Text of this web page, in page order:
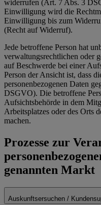
widerrufen (Art. 7 Abs. 3
Einwilligung wird die
Einwilligung bis zum
(Recht auf Widerruf).
Jede betroffene Person hat
verwaltungsrechtlichen oder
auf Beschwerde bei einer
Person der Ansicht ist, dass
personenbezogenen Daten
DSGVO). Die betroffene
Aufsichtsbehörde in dem
Arbeitsplatzes oder des Orts
machen.
Prozesse zur
genannten Markt
Auskunftsersuchen /